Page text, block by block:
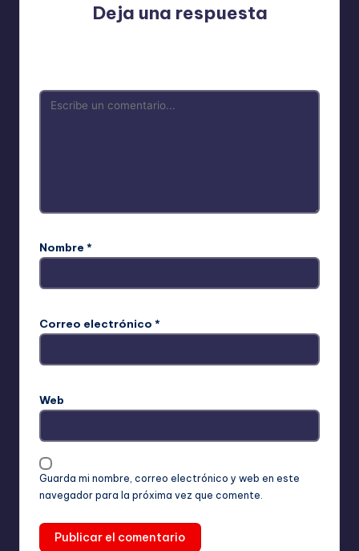
Deja una respuesta
Nombre *
Correo electrónico *
Web
Guarda mi nombre, correo electrónico y web en este
navegador para la próxima vez que comente.